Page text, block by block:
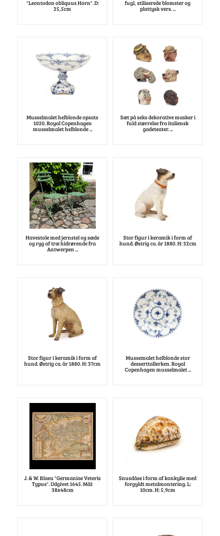
"Leontodon obliquus Horn". D:
25,5cm
fugl, stiliserede blomster og
plattysk vers. ...
Musselmalet helblonde opsats
1020. Royal Copenhagen
musselmalet helblonde ...
Sæt på seks dekorative masker i
fuld størrelse fra italiensk
gadeteater. ...
Havestole med jernstel og sæde
og ryg af træ hidrørende fra
Antwerpen ...
Stor figur i keramik i form af
hund. Østrig ca. år 1880. H: 32cm
Stor figur i keramik i form af
hund. Østrig ca. år 1880. H: 37cm
Mussemalet helblonde stor
desserttallerken. Royal
Copenhagen musselmalet ...
J. & W. Blaeu "Germaniae Veteris
Typus". Udgivet 1645. Mål:
38x48cm
Snusdåse i form af konkylie med
forgyldt metalmontering. L:
10cm. H: 5,9cm